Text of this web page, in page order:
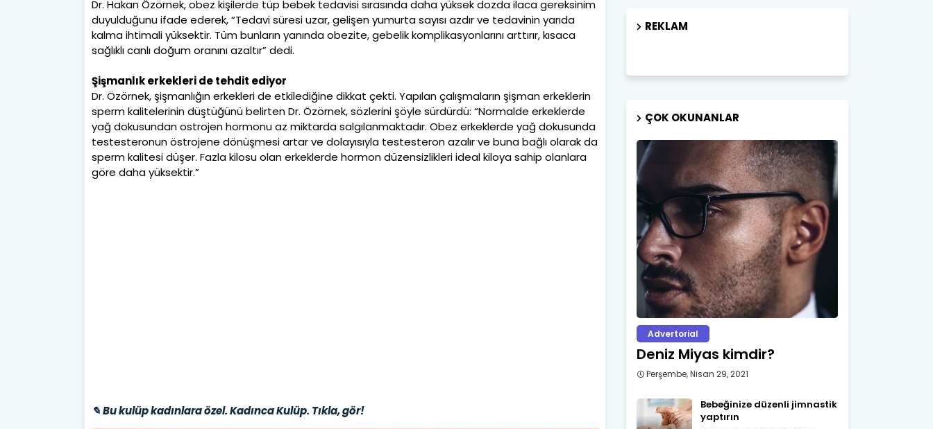
Dr. Hakan Özörnek, obez kişilerde tüp bebek tedavisi sırasında daha yüksek dozda ilaca gereksinim
duyulduğunu ifade ederek, “Tedavi süresi uzar, gelişen yumurta sayısı azdır ve tedavinin yarıda
kalma ihtimali yüksektir. Tüm bunların yanında obezite, gebelik komplikasyonlarını arttırır, kısaca
sağlıklı canlı doğum oranını azaltır” dedi.
Şişmanlık erkekleri de tehdit ediyor
Dr. Özörnek, şişmanlığın erkekleri de etkilediğine dikkat çekti. Yapılan çalışmaların şişman erkeklerin
sperm kalitelerinin düştüğünü belirten Dr. Özörnek, sözlerini şöyle sürdürdü: “Normalde erkeklerde
yağ dokusundan ostrojen hormonu az miktarda salgılanmaktadır. Obez erkeklerde yağ dokusunda
testesteronun östrojene dönüşmesi artar ve dolayısıyla testesteron azalır ve buna bağlı olarak da
sperm kalitesi düşer. Fazla kilosu olan erkeklerde hormon düzensizlikleri ideal kiloya sahip olanlara
göre daha yüksektir.”
✎ Bu kulüp kadınlara özel. Kadınca Kulüp. Tıkla, gör!
REKLAM
ÇOK OKUNANLAR
Advertorial
Deniz Miyas kimdir?
Perşembe, Nisan 29, 2021
Bebeğinize düzenli jimnastik
yaptırın